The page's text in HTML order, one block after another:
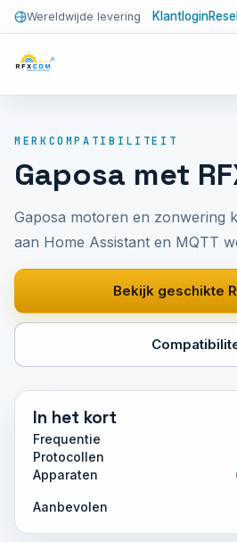
Wereldwijde levering Klantlogin
MERKCOMPATIBILITEIT
Gaposa met
Gaposa motoren en zonwering
aan Home Assistant en MQTT
Bekijk geschikte
In het kort
Frequentie
Protocollen
Apparaten
Aanbevolen